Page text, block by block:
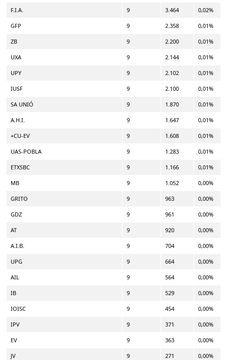
F.I.A. 9 3.464 0,02%
GFP 9 2.358 0,01%
ZB 9 2.200 0,01%
UXA 9 2.144 0,01%
UPY 9 2.102 0,01%
IUSF 9 2.100 0,01%
SA UNIÓ 9 1.870 0,01%
A.H.I. 9 1.647 0,01%
+CU-EV 9 1.608 0,01%
UAS-POBLA 9 1.283 0,01%
ETXSBC 9 1.166 0,01%
MB 9 1.052 0,00%
GRITO 9 963 0,00%
GDZ 9 961 0,00%
AT 9 920 0,00%
A.I.B. 9 704 0,00%
UPG 9 664 0,00%
AIL 9 564 0,00%
IB 9 529 0,00%
IOISC 9 454 0,00%
IPV 9 371 0,00%
EV 9 363 0,00%
JV 9 271 0,00%